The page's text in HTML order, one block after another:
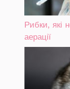
Рибки, які
аерації